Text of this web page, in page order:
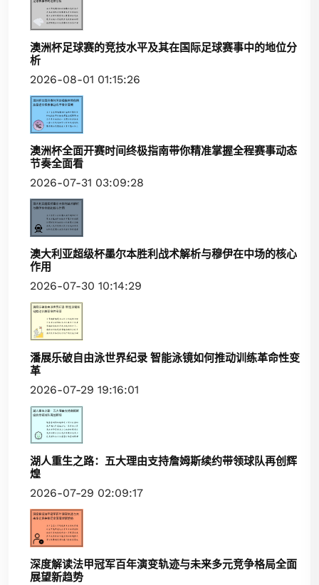
澳洲杯足球赛的竞技水平及其在国际足球赛事中的地位分
析
2026-08-01 01:15:26
澳洲杯全面开赛时间终极指南带你精准掌握全程赛事动态
节奏全面看
2026-07-31 03:09:28
澳大利亚超级杯墨尔本胜利战术解析与穆伊在中场的核心
作用
2026-07-30 10:14:29
潘展乐破自由泳世界纪录 智能泳镜如何推动训练革命性变
革
2026-07-29 19:16:01
湖人重生之路：五大理由支持詹姆斯续约带领球队再创辉
煌
2026-07-29 02:09:17
深度解读法甲冠军百年演变轨迹与未来多元竞争格局全面
展望新趋势